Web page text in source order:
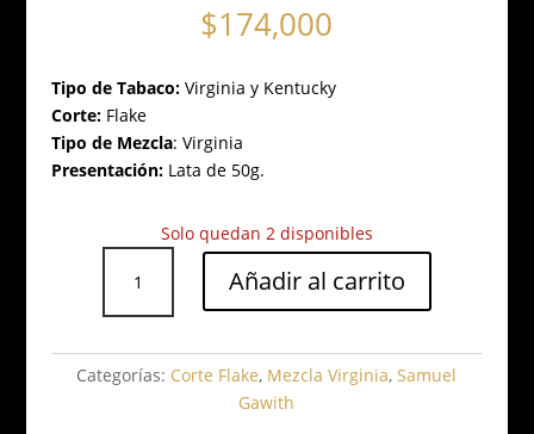
$174,000
Tipo de Tabaco: Virginia y Kentucky
Corte: Flake
Tipo de Mezcla: Virginia
Presentación:Lata de 50g.
Solo quedan 2 disponibles
Gawith
Lakeland
cantidad
Añadir al carrito
Categorías: Corte Flake, Mezcla Virginia,Samuel
Gawith